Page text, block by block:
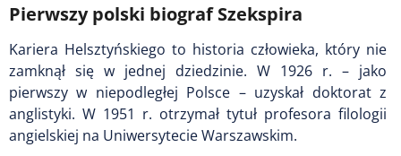
Pierwszy polski biograf Szekspira
Kariera Helsztyńskiego to historia człowieka, który nie
zamknął się w jednej dziedzinie. W 1926 r. – jako
pierwszy w niepodległej Polsce – uzyskał doktorat z
anglistyki. W 1951 r. otrzymał tytuł profesora filologii
angielskiej na Uniwersytecie Warszawskim.